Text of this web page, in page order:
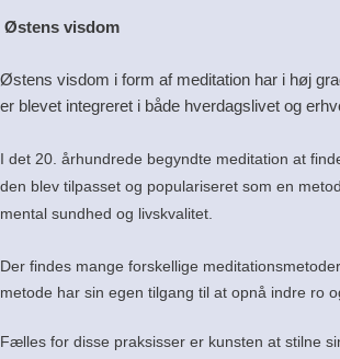
Østens visdom
Østens visdom i form af meditation har i høj
er blevet integreret i både hverdagslivet og
I det 20. århundrede begyndte meditation at
den blev tilpasset og populariseret som en
mental sundhed og livskvalitet.
Der findes mange forskellige
metode har sin egen tilgang til at opnå indre ro
Fælles for disse praksisser er kunsten at stilne